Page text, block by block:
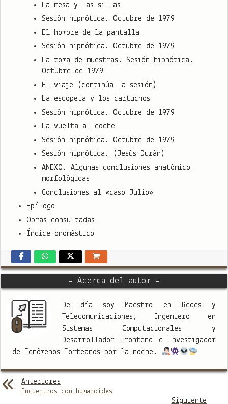
La mesa y las sillas
Sesión hipnótica. Octubre de 1979
El hombre de la pantalla
Sesión hipnótica. Octubre de 1979
La toma de muestras. Sesión hipnótica.
Octubre de 1979
El viaje (continúa la sesión)
La escopeta y los cartuchos
Sesión hipnótica. Octubre de 1979
La vuelta al coche
Sesión hipnótica. Octubre de 1979
Sesión hipnótica. (Jesús Durán)
ANEXO. Algunas conclusiones anatómico-
morfológicas
Conclusiones al «caso Julio»
Epílogo
Obras consultadas
Índice onomástico
= Acerca del autor =
De día soy Maestro en Redes y
Telecomunicaciones, Ingeniero en
Sistemas Computacionales y
Desarrollador Frontend e Investigador
de Fenómenos Forteanos por la noche.
Anteriores
Encuentros con humanoides
Siguiente